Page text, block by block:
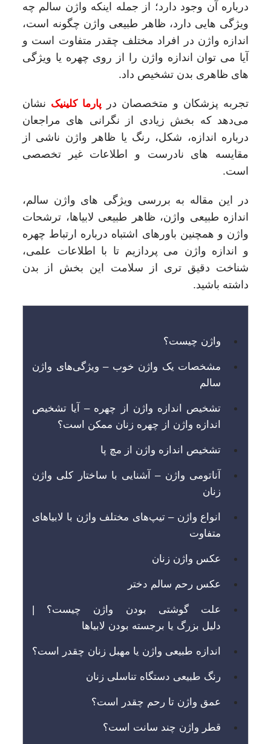
درباره آن وجود دارد؛ از جمله اینکه واژن سالم چه
ویژگی هایی دارد، ظاهر طبیعی واژن چگونه است،
اندازه واژن در افراد مختلف چقدر متفاوت است و
آیا می توان اندازه واژن را از روی چهره یا ویژگی
های ظاهری بدن تشخیص داد.
تجربه پزشکان و متخصصان در پارما کلینیک نشان
می‌دهد که بخش زیادی از نگرانی‌ های مراجعان
درباره اندازه، شکل، رنگ یا ظاهر واژن ناشی از
مقایسه‌ های نادرست و اطلاعات غیر تخصصی
است.
در این مقاله به بررسی ویژگی های واژن سالم،
اندازه طبیعی واژن، ظاهر طبیعی لابیاها، ترشحات
واژن و همچنین باورهای اشتباه درباره ارتباط چهره
و اندازه واژن می پردازیم تا با اطلاعات علمی،
شناخت دقیق تری از سلامت این بخش از بدن
داشته باشید.
واژن چیست؟
مشخصات یک واژن خوب – ویژگی‌های واژن
سالم
تشخیص اندازه واژن از چهره – آیا تشخیص
اندازه واژن از چهره زنان ممکن است؟
تشخیص اندازه واژن از مچ پا
آناتومی واژن – آشنایی با ساختار کلی واژن
زنان
انواع واژن – تیپ‌های مختلف واژن با لابیاهای
متفاوت
عکس واژن زنان
عکس رحم سالم دختر
علت گوشتی بودن واژن چیست؟ |
دلیل بزرگ یا برجسته بودن لابیاها
اندازه طبیعی واژن یا مهبل زنان چقدر است؟
رنگ طبیعی دستگاه تناسلی زنان
عمق واژن تا رحم چقدر است؟
قطر واژن چند سانت است؟